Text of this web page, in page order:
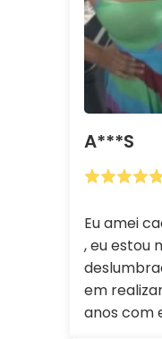
A***s
Eu amei
, eu estou
em
anos com